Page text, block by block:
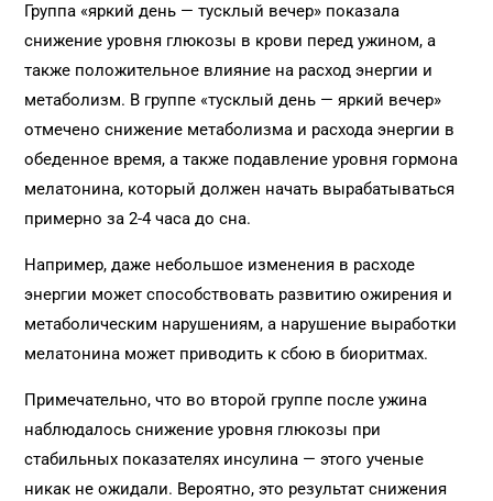
Группа «яркий день — тусклый вечер» показала
снижение уровня глюкозы в крови перед ужином, а
также положительное влияние на расход энергии и
метаболизм. В группе «тусклый день — яркий вечер»
отмечено снижение метаболизма и расхода энергии в
обеденное время, а также подавление уровня гормона
мелатонина, который должен начать вырабатываться
примерно за 2-4 часа до сна.
Например, даже небольшое изменения в расходе
энергии может способствовать развитию ожирения и
метаболическим нарушениям, а нарушение выработки
мелатонина может приводить к сбою в биоритмах.
Примечательно, что во второй группе после ужина
наблюдалось снижение уровня глюкозы при
стабильных показателях инсулина — этого ученые
никак не ожидали. Вероятно, это результат снижения